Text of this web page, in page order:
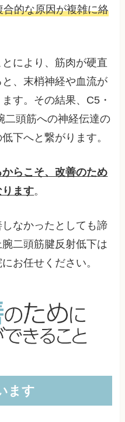
的な原因が複雑に絡
により、筋肉が硬直
、末梢神経や血流が
す。その結果、C5・
二頭筋への神経伝達の
下へと繋がります。
らこそ、改善のため
ます。
なかったとしても諦
二頭筋腱反射低下は
お任せください。
ます